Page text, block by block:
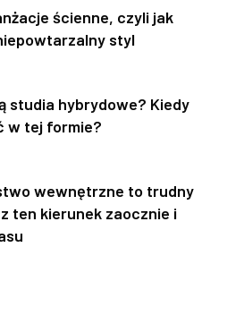
ścienne, czyli jak
styl
studia hybrydowe? Kiedy
w tej formie?
wewnętrzne to trudny
ten kierunek zaocznie i